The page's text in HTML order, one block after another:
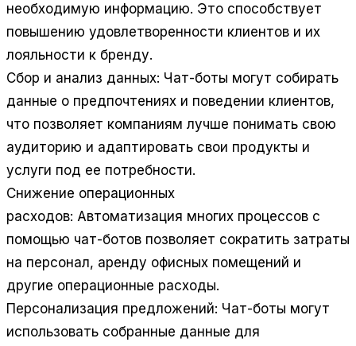
необходимую информацию. Это способствует
повышению удовлетворенности клиентов и их
лояльности к бренду.
Сбор и анализ данных: Чат-боты могут собирать
данные о предпочтениях и поведении клиентов,
что позволяет компаниям лучше понимать свою
аудиторию и адаптировать свои продукты и
услуги под ее потребности.
Снижение операционных
расходов: Автоматизация многих процессов с
помощью чат-ботов позволяет сократить затраты
на персонал, аренду офисных помещений и
другие операционные расходы.
Персонализация предложений: Чат-боты могут
использовать собранные данные для